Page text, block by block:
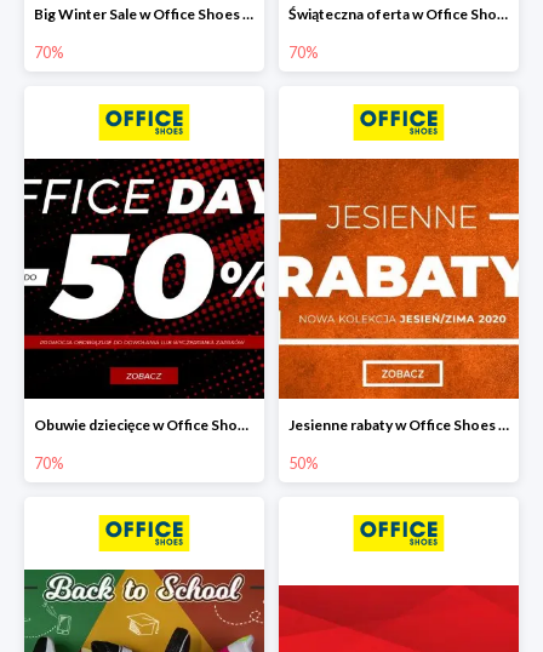
Big Winter Sale w Office Shoes do -70%
70%
Świąteczna oferta w Office Shoes do -70%
70%
Obuwie dziecięce w Office Shoes do -70%
70%
Jesienne rabaty w Office Shoes do -50%
50%